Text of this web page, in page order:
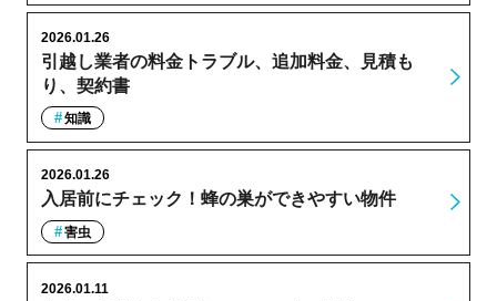
引越し業者の料金トラブル、追加料金、見積も
り、契約書
2026.01.26
知識
入居前にチェック！蜂の巣ができやすい物件
2026.01.26
害虫
2026.01.11